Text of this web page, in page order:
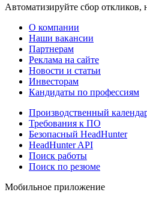
Автоматизируйте сбор откликов,
О компании
Наши вакансии
Партнерам
Реклама на сайте
Новости и статьи
Инвесторам
Кандидаты по профессиям
Производственный
Требования к ПО
Безопасный HeadHunter
HeadHunter API
Поиск работы
Поиск по резюме
Мобильное приложение